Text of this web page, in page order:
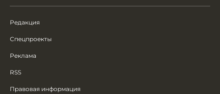
Редакция
Спецпроекты
Реклама
RSS
Правовая информация